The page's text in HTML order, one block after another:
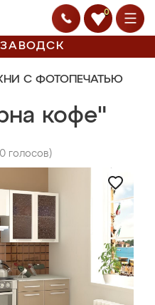
0
С ФОТОПЕЧАТЬЮ
кофе"
0 голосов)